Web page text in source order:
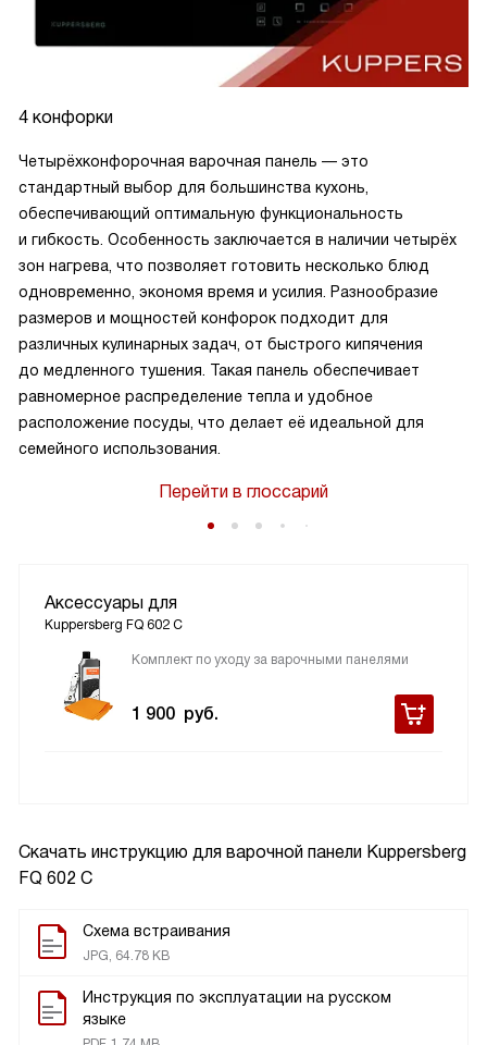
Скачать инструкцию для варочной панели Kuppersberg
FQ 602 C
Схема встраивания
JPG, 64.78 KB
Инструкция по эксплуатации на русском
языке
4 конфорки
Четырёхконфорочная варочная панель — это
стандартный выбор для большинства кухонь,
обеспечивающий оптимальную функциональность
и гибкость. Особенность заключается в наличии четырёх
зон нагрева, что позволяет готовить несколько блюд
одновременно, экономя время и усилия. Разнообразие
размеров и мощностей конфорок подходит для
различных кулинарных задач, от быстрого кипячения
до медленного тушения. Такая панель обеспечивает
равномерное распределение тепла и удобное
расположение посуды, что делает её идеальной для
семейного использования.
Перейти в глоссарий
Аксессуары для
Kuppersberg FQ 602 C
Комплект по уходу за варочными панелями
1 900 руб.